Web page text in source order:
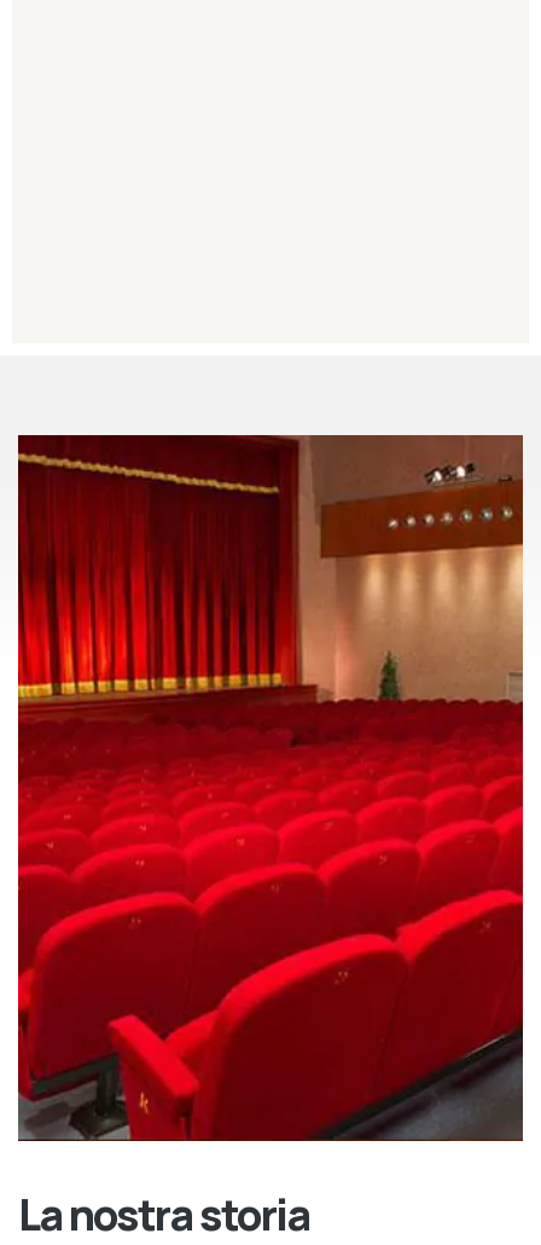
La nostra storia